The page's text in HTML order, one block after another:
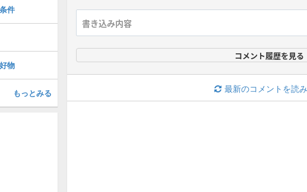
コメント履歴を見る
最新のコメントを読
件
物
もっとみる